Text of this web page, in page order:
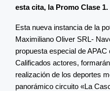
esta cita, la Promo Clase 1.
Esta nueva instancia de la
Maximiliano Oliver SRL-
propuesta especial de
Calificados actores,
realización de los deportes
panorámico circuito «La